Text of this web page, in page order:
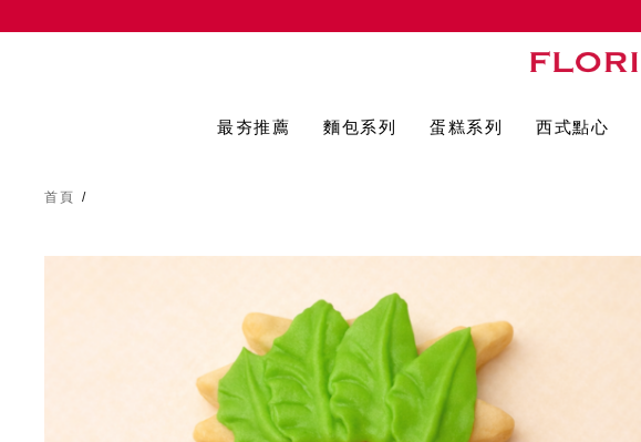
最夯推薦 麵包系列 蛋糕系列 西式點心
首頁 /